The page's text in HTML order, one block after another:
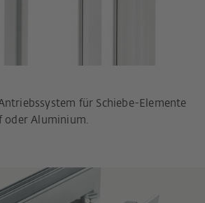
für Schiebe-Elemente
oder Aluminium.